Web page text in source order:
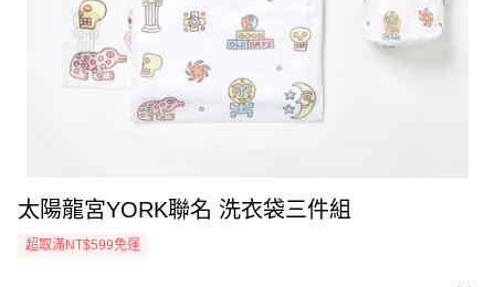
太陽龍宮YORK聯名 洗衣袋三件組
超取滿NT$599免運